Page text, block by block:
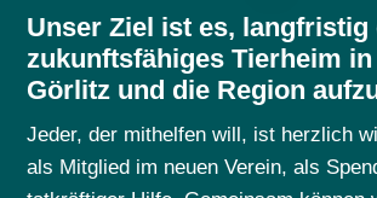
Unser Ziel ist es, langfristig
zukunftsfähiges Tierheim
Görlitz und die Region
Jeder, der mithelfen will, ist herzlich
als Mitglied im neuen Verein, als